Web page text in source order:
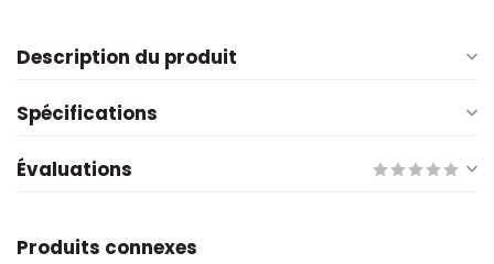
Description du produit
Spécifications
Évaluations
Produits connexes